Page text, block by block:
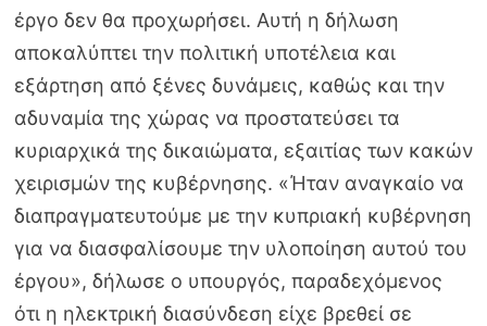
έργο δεν θα προχωρήσει. Αυτή η δήλωση
αποκαλύπτει την πολιτική υποτέλεια και
εξάρτηση από ξένες δυνάμεις, καθώς και την
αδυναμία της χώρας να προστατεύσει τα
κυριαρχικά της δικαιώματα, εξαιτίας των κακών
χειρισμών της κυβέρνησης. «Ήταν αναγκαίο να
διαπραγματευτούμε με την κυπριακή κυβέρνηση
για να διασφαλίσουμε την υλοποίηση αυτού του
έργου», δήλωσε ο υπουργός, παραδεχόμενος
ότι η ηλεκτρική διασύνδεση είχε βρεθεί σε